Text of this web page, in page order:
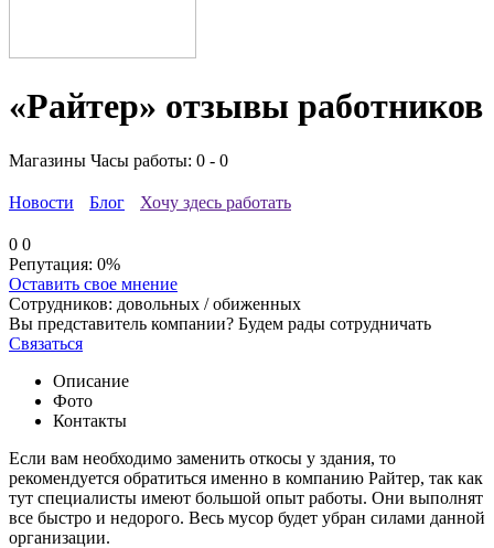
«Райтер» отзывы работников
Магазины Часы работы: 0 - 0
Новости Блог Хочу здесь работать
0 0
Репутация: 0%
Оставить свое мнение
Сотрудников: довольных /обиженных
Вы представитель компании? Будем рады сотрудничать
Связаться
Описание
Фото
Контакты
Если вам необходимо заменить откосы у здания, то
рекомендуется обратиться именно в компанию Райтер, так как
тут специалисты имеют большой опыт работы. Они выполнят
все быстро и недорого. Весь мусор будет убран силами данной
организации.